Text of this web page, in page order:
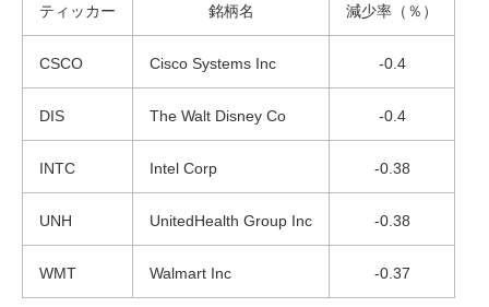
ティッカー 銘柄名 減少率（％）
CSCO Cisco Systems Inc -0.4
DIS The Walt Disney Co -0.4
INTC Intel Corp -0.38
UNH UnitedHealth Group Inc -0.38
WMT Walmart Inc -0.37